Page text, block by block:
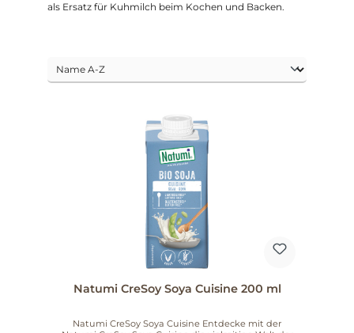
als Ersatz für Kuhmilch beim Kochen und Backen.
Natumi CreSoy Soya Cuisine 200 ml
Natumi CreSoy Soya Cuisine Entdecke mit der